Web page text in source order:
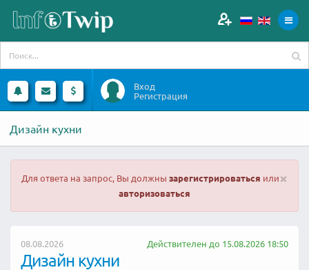
Вход
Регистрация
Дизайн кухни
×
Для ответа на запрос, Вы должны зарегистрироваться или
авторизоваться
08.08.2026 Действителен до 15.08.2026 18:50
Дизайн кухни